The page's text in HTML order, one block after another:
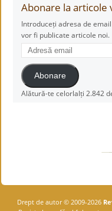
Abonare la articole
Introduceți adresa de
vor fi publicate articole noi.
Adresă
email
Abonare
Alătură-te celorlalți 2.842
Drept de autor © 2009-2026